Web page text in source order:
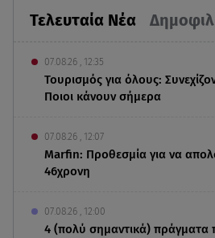
Τελευταία Νέα
07.08.26 , 12:35
Τουρισμός για όλους:
Ποιοι κάνουν σήμερα
07.08.26 , 12:07
Marfin: Προθεσμία για να
46χρονη
07.08.26 , 12:00
4 (πολύ σημαντικά) πράγματα